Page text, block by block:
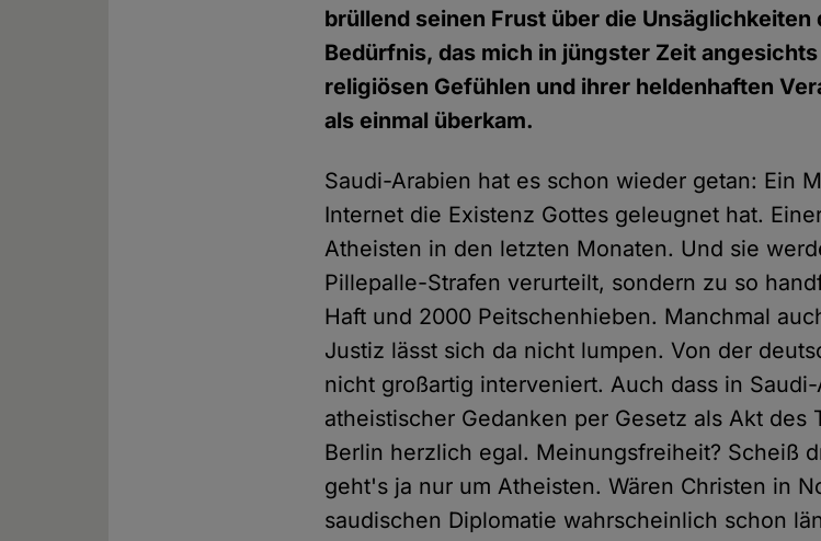
brüllend seinen Frust über die
Bedürfnis, das mich in jüngster Zeit
religiösen Gefühlen und ihrer heldenhaften
als einmal überkam.
Saudi-Arabien hat es schon wieder getan: Ein
Internet die Existenz Gottes geleugnet hat.
Atheisten in den letzten Monaten. Und sie
Pillepalle-Strafen verurteilt, sondern zu so
Haft und 2000 Peitschenhieben. Manchmal
Justiz lässt sich da nicht lumpen. Von der
nicht großartig interveniert. Auch dass in
atheistischer Gedanken per Gesetz als Akt des
Berlin herzlich egal. Meinungsfreiheit? Scheiß
geht's ja nur um Atheisten. Wären Christen in
saudischen Diplomatie wahrscheinlich schon